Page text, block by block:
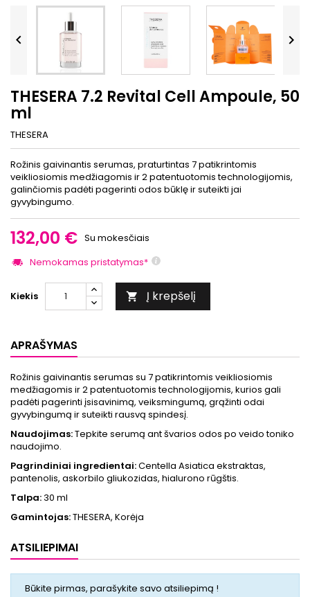
 
THESERA 7.2 Revital Cell Ampoule, 50
ml
THESERA
Rožinis gaivinantis serumas, praturtintas 7 patikrintomis
veikliosiomis medžiagomis ir 2 patentuotomis technologijomis,
galinčiomis padėti pagerinti odos būklę ir suteikti jai
gyvybingumo.
132,00 € Su mokesčiais
Nemokamas pristatymas*
Kiekis  Į krepšelį
APRAŠYMAS
Rožinis gaivinantis serumas su 7 patikrintomis veikliosiomis
medžiagomis ir 2 patentuotomis technologijomis, kurios gali
padėti pagerinti įsisavinimą, veiksmingumą, grąžinti odai
gyvybingumą ir suteikti rausvą spindesį.
Naudojimas:Tepkite serumą ant švarios odos po veido toniko
naudojimo.
Pagrindiniai ingredientai:Centella Asiatica ekstraktas,
pantenolis, askorbilo gliukozidas, hialurono rūgštis.
Talpa:30 ml
Gamintojas:THESERA, Korėja
ATSILIEPIMAI
Būkite pirmas, parašykite savo atsiliepimą !